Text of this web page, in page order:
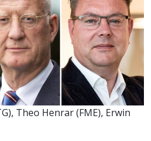
Theo Henrar (FME), Erwin